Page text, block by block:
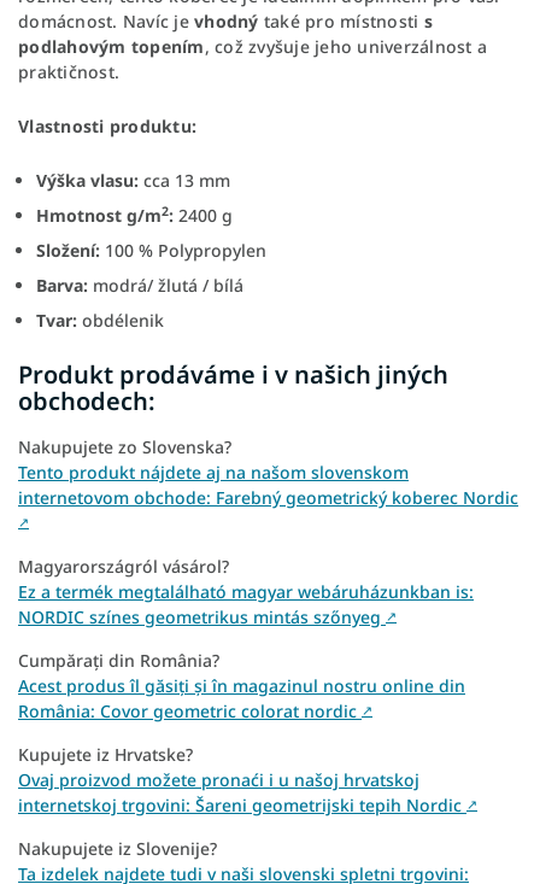
domácnost. Navíc je vhodný také pro místnosti s
podlahovým topením, což zvyšuje jeho univerzálnost a
praktičnost.
Vlastnosti produktu:
Výška vlasu: cca 13 mm
Hmotnost g/m2: 2400 g
Složení: 100 % Polypropylen
Barva: modrá/ žlutá / bílá
Tvar: obdélenik
Produkt prodáváme i v našich jiných
obchodech:
Nakupujete zo Slovenska?
Tento produkt nájdete aj na našom slovenskom
internetovom obchode: Farebný geometrický koberec Nordic
↗
Magyarországról vásárol?
Ez a termék megtalálható magyar webáruházunkban is:
NORDIC színes geometrikus mintás szőnyeg ↗
Cumpărați din România?
Acest produs îl găsiți și în magazinul nostru online din
România: Covor geometric colorat nordic ↗
Kupujete iz Hrvatske?
Ovaj proizvod možete pronaći i u našoj hrvatskoj
internetskoj trgovini: Šareni geometrijski tepih Nordic ↗
Nakupujete iz Slovenije?
Ta izdelek najdete tudi v naši slovenski spletni trgovini: